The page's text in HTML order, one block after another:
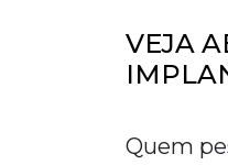
VEJA
Quem